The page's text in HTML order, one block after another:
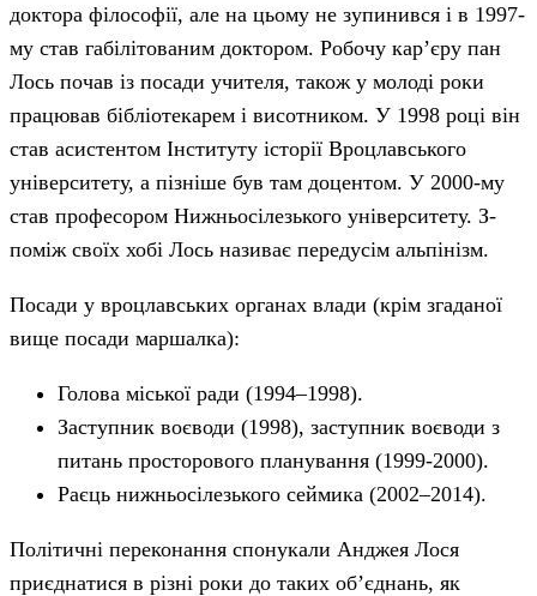
доктора філософії, але на цьому не зупинився і в 1997-
му став габілітованим доктором. Робочу кар’єру пан
Лось почав із посади учителя, також у молоді роки
працював бібліотекарем і висотником. У 1998 році він
став асистентом Інституту історії Вроцлавського
університету, а пізніше був там доцентом. У 2000-му
став професором Нижньосілезького університету. З-
поміж своїх хобі Лось називає передусім альпінізм.
Посади у вроцлавських органах влади (крім згаданої
вище посади маршалка):
Голова міської ради (1994–1998).
Заступник воєводи (1998), заступник воєводи з
питань просторового планування (1999-2000).
Раєць нижньосілезького сеймика (2002–2014).
Політичні переконання спонукали Анджея Лося
приєднатися в різні роки до таких об’єднань, як